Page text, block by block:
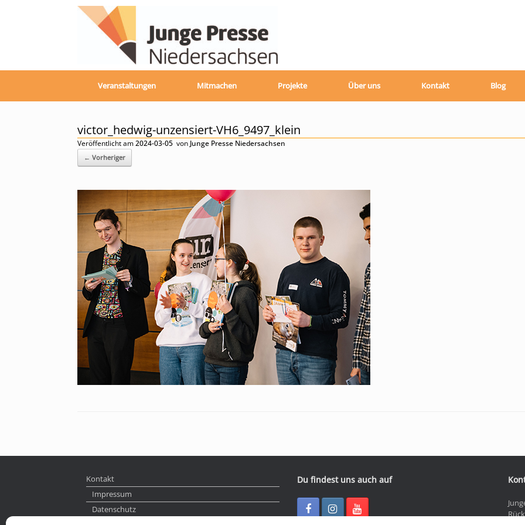
Veranstaltungen Mitmachen Projekte Über uns Kontakt Blog
victor_hedwig-unzensiert-VH6_9497_klein
Veröffentlicht am2024-03-05 von Junge Presse Niedersachsen
← Vorheriger
Kontakt
Impressum
Datenschutz
Du findest uns auch auf